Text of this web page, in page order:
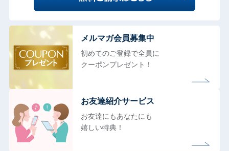
メルマガ会員募集中
初めてのご登録で全員に
クーポンプレゼント！
お友達紹介サービス
お友達にもあなたにも
嬉しい特典！